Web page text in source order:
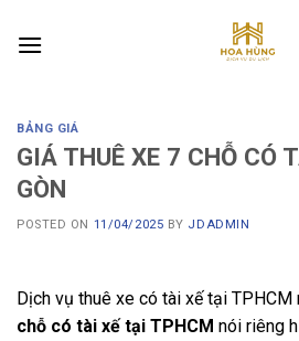
BẢNG GIÁ
GIÁ THUÊ XE 7 CHỖ CÓ
GÒN
POSTED ON 11/04/2025 BY JDADMIN
Dịch vụ thuê xe có tài xế tại TPHCM
chỗ có tài xế tại TPHCM nói riêng